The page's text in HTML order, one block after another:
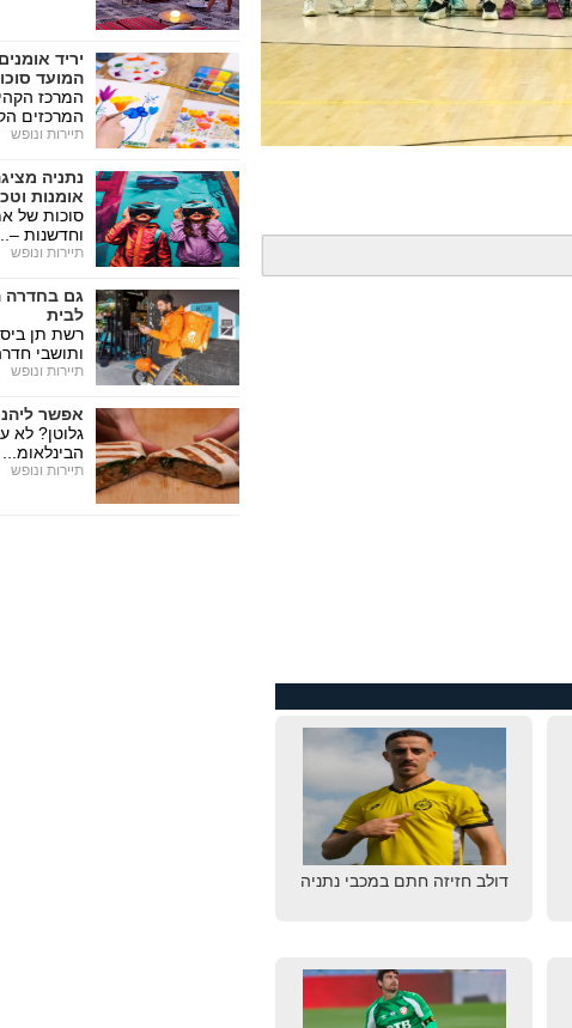
דולב חזיזה חתם במכבי נתניה
יריד
המועד
המרכז
המרכזים
תיירות ונופש
נתניה
אומנות
סוכות של
וחדשנות –...
תיירות ונופש
גם בחדרה
לבית
רשת תן
ותושבי
תיירות ונופש
אפשר
גלוטן? לא
הבינלאומ...
תיירות ונופש